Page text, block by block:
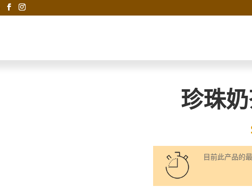
珍珠
目前此产品的